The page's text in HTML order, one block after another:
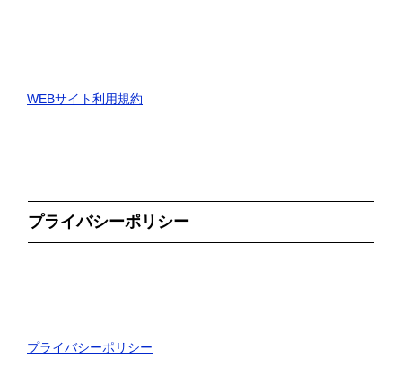
WEBサイト利用規約
プライバシーポリシー
プライバシーポリシー